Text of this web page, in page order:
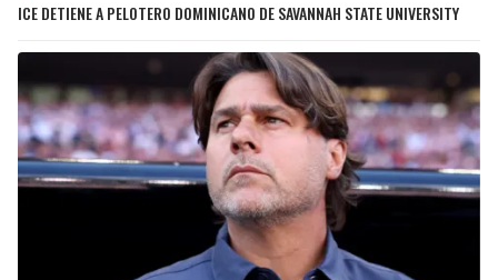
ICE DETIENE A PELOTERO DOMINICANO DE SAVANNAH STATE UNIVERSITY